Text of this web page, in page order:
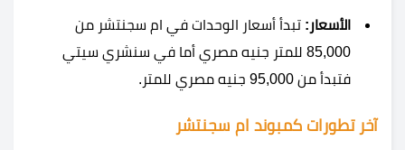
الأسعار: تبدأ أسعار الوحدات في ام سجنتشر من
85,000 للمتر جنيه مصري أما في سنشري سيتي
فتبدأ من 95,000 جنيه مصري للمتر.
آخر تطورات كمبوند ام سجنتشر